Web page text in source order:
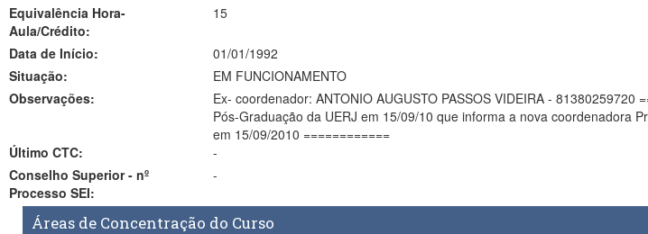
Equivalência Hora-
Aula/Crédito:
15
Data de Início:
01/01/1992
Situação:
EM FUNCIONAMENTO
Observações:
Ex- coordenador: ANTONIO AUGUSTO PASSOS VIDEIRA -
Pós-Graduação da UERJ em 15/09/10 que informa a nova coordenadora
em 15/09/2010 ============
Último CTC:
-
Conselho Superior - nº
Processo SEI:
-
Áreas de Concentração do Curso